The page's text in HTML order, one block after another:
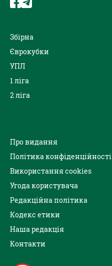
Збірна
Єврокубки
УПЛ
1 ліга
2 ліга
Про видання
Політика конфіденційності
Використання cookies
Угода користувача
Редакційна політика
Кодекс етики
Наша редакція
Контакти